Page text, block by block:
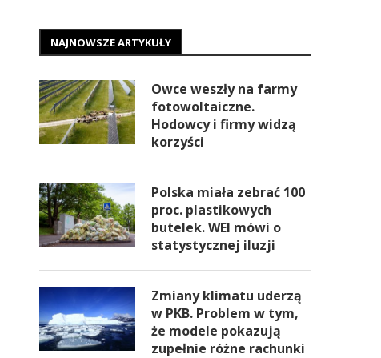
NAJNOWSZE ARTYKUŁY
Owce weszły na farmy
fotowoltaiczne.
Hodowcy i firmy widzą
korzyści
Polska miała zebrać 100
proc. plastikowych
butelek. WEI mówi o
statystycznej iluzji
Zmiany klimatu uderzą
w PKB. Problem w tym,
że modele pokazują
zupełnie różne rachunki